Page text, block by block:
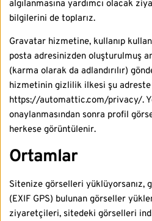
algılanmasına yardımcı olacak
bilgilerini de toplarız.
Gravatar hizmetine, kullanıp
posta adresinizden oluşturulmuş
(karma olarak da adlandırılır)
hizmetinin gizlilik ilkesi şu
https://automattic.com/privacy/.
onaylanmasından sonra profil
herkese görüntülenir.
Ortamlar
Sitenize görselleri yüklüyorsanız,
(EXIF GPS) bulunan görseller
ziyaretçileri, sitedeki görselleri